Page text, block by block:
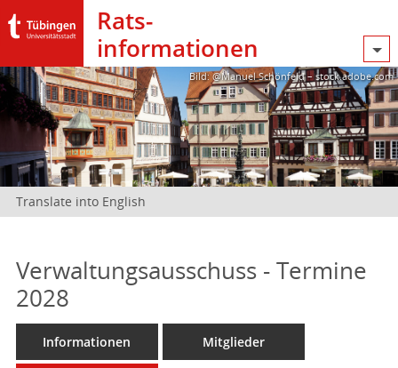
Rats­
informationen
Bild: @Manuel Schönfeld – stock.adobe.com
Translate into English
Verwaltungsausschuss - Termine
2028
Informationen Mitglieder